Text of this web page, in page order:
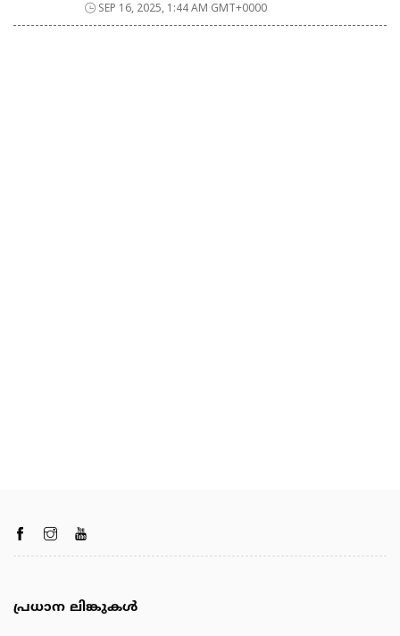
SEP 16, 2025, 1:44 AM GMT+0000
പ്രധാന ലിങ്കുകൾ